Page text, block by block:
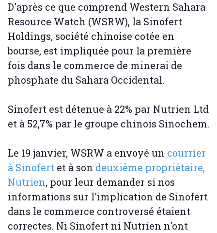
D'après ce que comprend Western Sahara
Resource Watch (WSRW), la Sinofert
Holdings, société chinoise cotée en
bourse, est impliquée pour la première
fois dans le commerce de minerai de
phosphate du Sahara Occidental.
Sinofert est détenue à 22% par Nutrien Ltd
et à 52,7% par le groupe chinois Sinochem.
Le 19 janvier, WSRW a envoyé un courrier
à Sinofert et à son deuxième propriétaire,
Nutrien, pour leur demander si nos
informations sur l'implication de Sinofert
dans le commerce controversé étaient
correctes. Ni Sinofert ni Nutrien n'ont